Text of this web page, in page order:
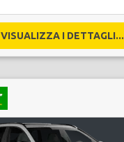
VISUALIZZA I DETTAGLI...